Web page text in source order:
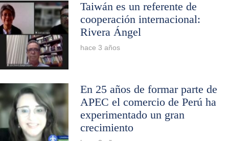
Taiwán es un referente de
cooperación internacional:
Rivera Ángel
hace 3 años
En 25 años de formar parte de
APEC el comercio de Perú ha
experimentado un gran
crecimiento